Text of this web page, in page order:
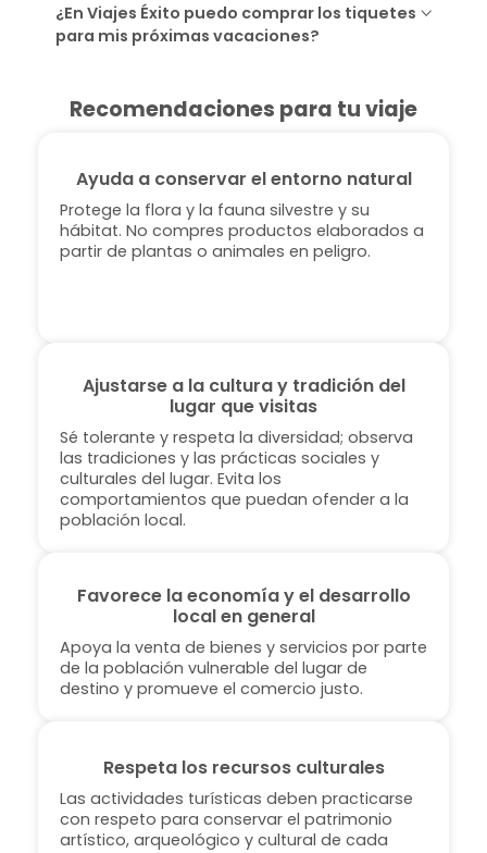
¿En Viajes Éxito puedo comprar los tiquetes
para mis próximas vacaciones?
Recomendaciones para tu viaje
Ayuda a conservar el entorno natural
Protege la flora y la fauna silvestre y su
hábitat. No compres productos elaborados a
partir de plantas o animales en peligro.
Ajustarse a la cultura y tradición del
lugar que visitas
Sé tolerante y respeta la diversidad; observa
las tradiciones y las prácticas sociales y
culturales del lugar. Evita los
comportamientos que puedan ofender a la
población local.
Favorece la economía y el desarrollo
local en general
Apoya la venta de bienes y servicios por parte
de la población vulnerable del lugar de
destino y promueve el comercio justo.
Respeta los recursos culturales
Las actividades turísticas deben practicarse
con respeto para conservar el patrimonio
artístico, arqueológico y cultural de cada